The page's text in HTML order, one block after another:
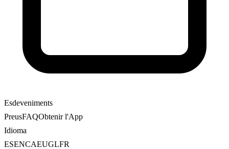
Esdeveniments
PreusFAQObtenir l'App
Idioma
ESENCAEUGLFR